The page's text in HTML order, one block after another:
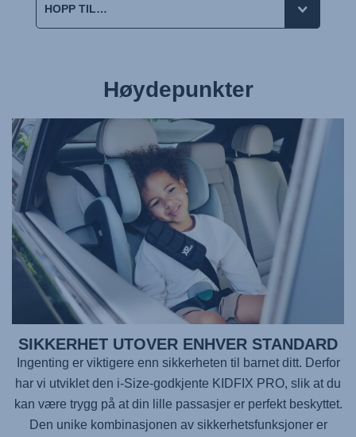
Høydepunkter
SIKKERHET UTOVER ENHVER STANDARD
Ingenting er viktigere enn sikkerheten til barnet ditt. Derfor
har vi utviklet den i-Size-godkjente KIDFIX PRO, slik at du
kan være trygg på at din lille passasjer er perfekt beskyttet.
Den unike kombinasjonen av sikkerhetsfunksjoner er